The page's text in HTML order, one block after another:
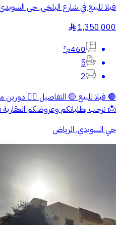
فيلا للبيع في شارع البلخي, حي
1,350,000
§
460م²
5
2
📩 نرحب بطلباتكم وعروضكم
حي السويدي, الرياض